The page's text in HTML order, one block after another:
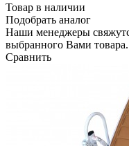
Товар в наличии
Подобрать аналог
Наши менеджеры
выбранного Вами товара.
Сравнить